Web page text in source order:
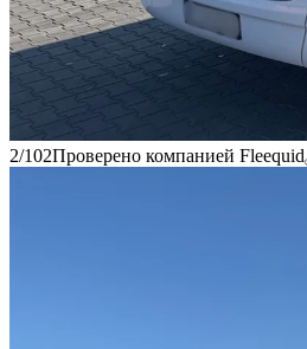
2/102Проверено компанией Fleequid